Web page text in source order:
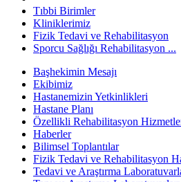
Tıbbi Birimler
Kliniklerimiz
Fizik Tedavi ve Rehabilitasyon
Sporcu Sağlığı Rehabilitasyon ...
Başhekimin Mesajı
Ekibimiz
Hastanemizin Yetkinlikleri
Hastane Planı
Özellikli Rehabilitasyon
Haberler
Bilimsel Toplantılar
Fizik Tedavi ve Rehabilitasyon
Tedavi ve Araştırma